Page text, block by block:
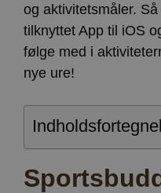
og aktivitetsmåler.
tilknyttet App til iOS
følge med i
nye ure!